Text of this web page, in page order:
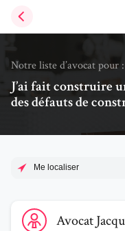
Notre liste d’avocat pour :
J’ai fait construire
des défauts de
Me localiser
Voir le profil de
Avocat